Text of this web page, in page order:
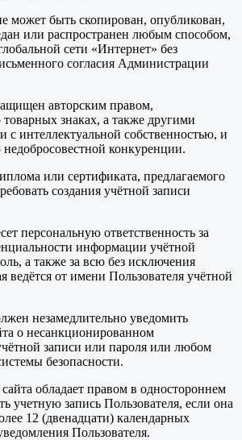
может быть скопирован, опубликован,
или распространен любым способом,
сети «Интернет» без
согласия Администрации
авторским правом,
товарных знаках, а также другими
с интеллектуальной собственностью, и
недобросовестной конкуренции.
или сертификата, предлагаемого
создания учётной записи
персональную ответственность за
информации учётной
а также за всю без исключения
ведётся от имени Пользователя учётной
незамедлительно уведомить
о несанкционированном
записи или пароля или любом
безопасности.
обладает правом в одностороннем
учетную запись Пользователя, если она
12 (двенадцати) календарных
Пользователя.